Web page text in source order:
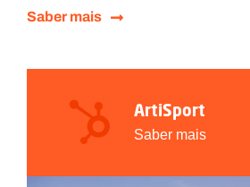
Saber mais
ArtiSport
Saber mais